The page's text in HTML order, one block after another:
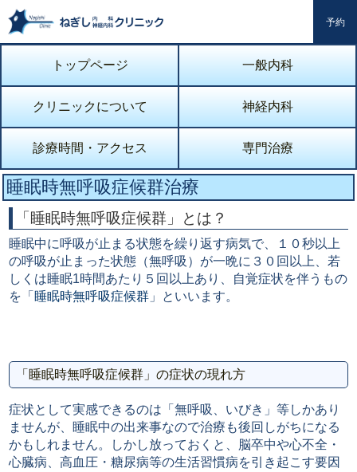
予約
トップページ 一般内科
クリニックについて 神経内科
診療時間・アクセス 専門治療
睡眠時無呼吸症候群治療
「睡眠時無呼吸症候群」とは？
睡眠中に呼吸が止まる状態を繰り返す病気で、１０秒以上
の呼吸が止まった状態（無呼吸）が一晩に３０回以上、若
しくは睡眠1時間あたり５回以上あり、自覚症状を伴うもの
を「 睡眠時無呼吸症候群 」といいます。
「睡眠時無呼吸症候群」の症状の現れ方
症状として実感できるのは「無呼吸、いびき」等しかあり
ませんが、睡眠中の出来事なので治療も後回しがちになる
かもしれません。しかし放っておくと、脳卒中や心不全・
心臓病、高血圧・糖尿病等の生活習慣病を引き起こす要因